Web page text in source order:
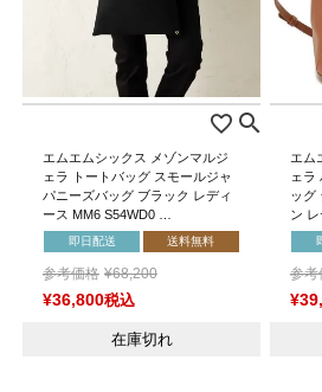
エムエムシックス メゾンマルジ
ェラ トートバッグ スモールジャ
パニーズバッグ ブラック レディ
ース MM6 S54WD0 …
即日配送 送料無料
参考価格 ¥68,200
¥36,800税込
在庫切れ
エム
ェラ
ッグ
ン
参考
¥